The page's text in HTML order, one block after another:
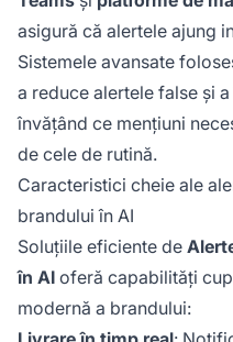
asigură că alertele ajung
Sistemele avansate
a reduce alertele false și
învățând ce mențiuni
de cele de rutină.
Caracteristici cheie ale
brandului în AI
Soluțiile eficiente de
în AI oferă capabilități
modernă a brandului: